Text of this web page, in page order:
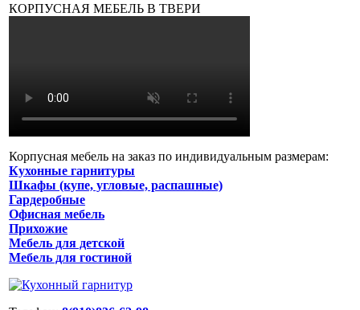
КОРПУСНАЯ МЕБЕЛЬ В ТВЕРИ
Корпусная мебель на заказ по индивидуальным размерам:
Кухонные гарнитуры
Шкафы (купе, угловые, распашные)
Гардеробные
Офисная мебель
Прихожие
Мебель для детской
Мебель для гостиной